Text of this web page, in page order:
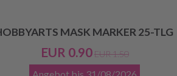
MASK MARKER 25-TLG
EUR 0.90EUR 1.50
Angebot bis 31/08/2026